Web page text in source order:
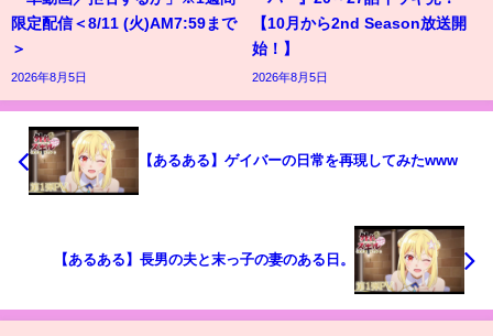
限定配信＜8/11 (火)AM7:59まで
＞
2026年8月5日
【10月から2nd Season放送開
始！】
2026年8月5日
【あるある】ゲイバーの日常を再現してみたwww
【あるある】長男の夫と末っ子の妻のある日。